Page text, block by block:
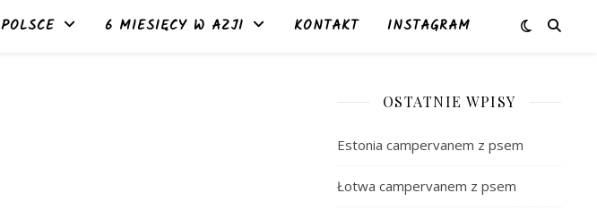
6 MIESIĘCY W AZJI KONTAKT INSTAGRAM
OSTATNIE WPISY
Estonia campervanem z psem
Łotwa campervanem z psem